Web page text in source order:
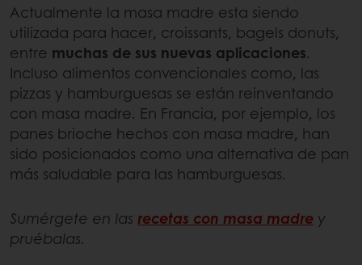
Actualmente la masa madre esta siendo
utilizada para hacer, croissants, bagels donuts,
entre muchas de sus nuevas aplicaciones.
Incluso alimentos convencionales como, las
pizzas y hamburguesas se están reinventando
con masa madre. En Francia, por ejemplo, los
panes brioche hechos con masa madre, han
sido posicionados como una alternativa de pan
más saludable para las hamburguesas.
Sumérgete en las recetas con masa madre y
pruébalas.